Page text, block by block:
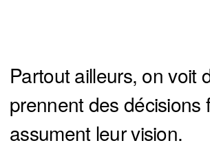
Partout ailleurs, on voit
prennent des décisions
assument leur vision.